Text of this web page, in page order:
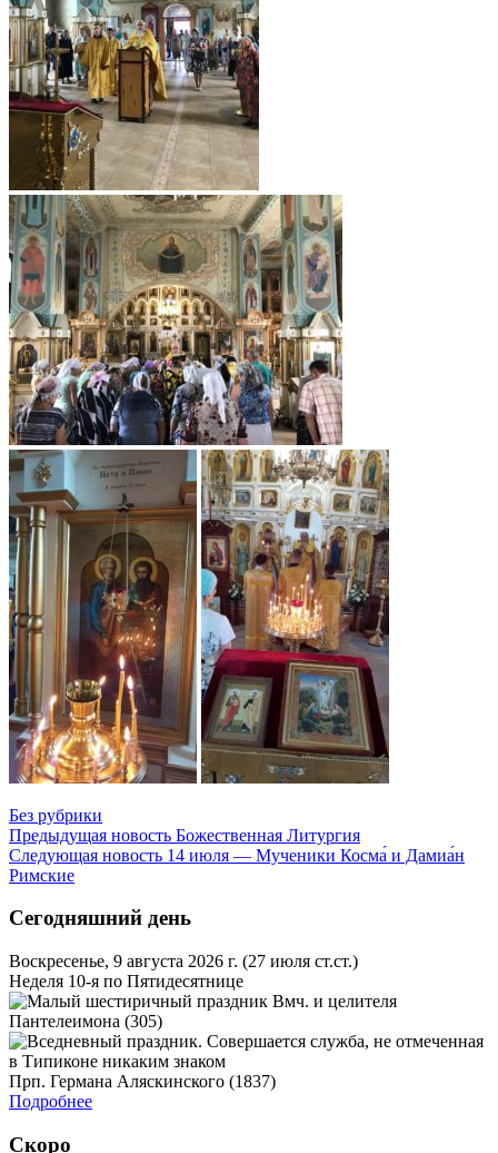
Без рубрики
Предыдущая новость Божественная Литургия
Следующая новость 14 июля — Мученики Косма́ и Дамиа́н
Римские
Сегодняшний день
Воскресенье, 9 августа 2026 г. (27 июля ст.ст.)
Неделя 10-я по Пятидесятнице
Вмч. и целителя
Пантелеимона (305)
Прп. Германа Аляскинского (1837)
Подробнее
Скоро